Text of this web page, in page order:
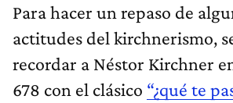
Para hacer un repaso de
actitudes del kirchnerismo,
recordar a Néstor Kirchner
678 con el clásico “¿qué te